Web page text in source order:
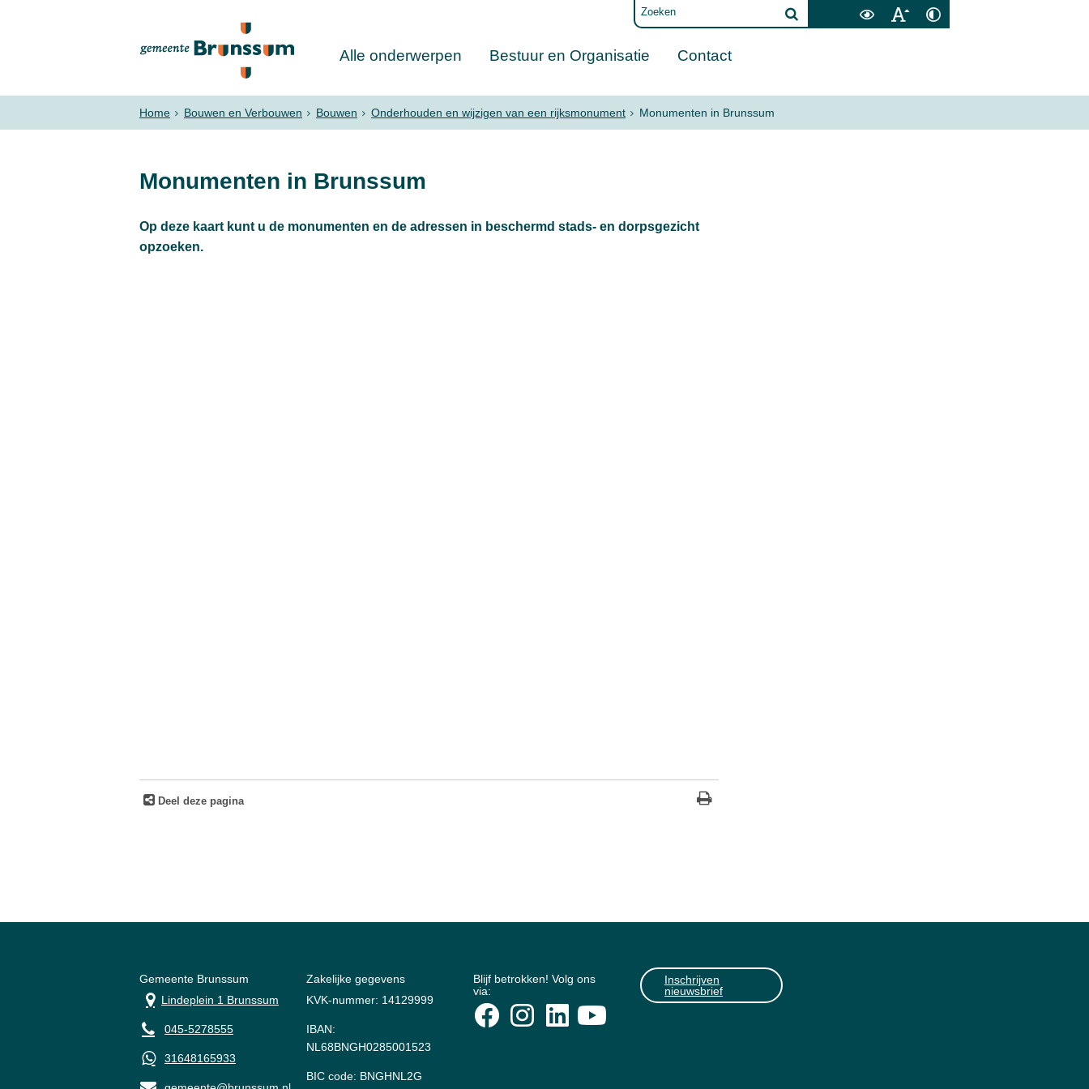
Alle onderwerpen Bestuur en Organisatie Contact
Home Bouwen en Verbouwen Bouwen Onderhouden en wijzigen van een rijksmonument Monumenten in Brunssum
Monumenten in Brunssum
Op deze kaart kunt u de monumenten en de adressen in beschermd stads- en dorpsgezicht
opzoeken.
Deel deze pagina
Gemeente Brunssum
Lindeplein 1 Brunssum
045-5278555
31648165933
Zakelijke gegevens
KVK-nummer: 14129999
IBAN:
NL68BNGH0285001523
BIC code: BNGHNL2G
Blijf betrokken! Volg ons
via:
Inschrijven
nieuwsbrief